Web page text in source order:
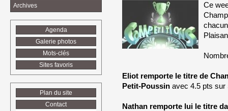
Ce
Eliot remporte le titre de
Petit-Poussin avec 4.5 pts sur
Nathan remporte lui le titre
Archives
Agenda
Galerie photos
Mots-clés
Sites favoris
Plan du site
Contact